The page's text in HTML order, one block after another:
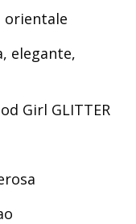
orientale
elegante,
Girl GLITTER